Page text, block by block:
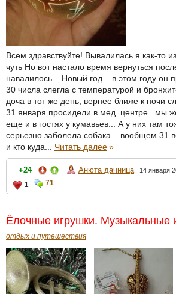
Всем здравствуйте! Вывалилась я как-то
чуть Но вот настало время вернуться
навалилось... Новый год... в этом году он
30 числа слегла с температурой и
доча в тот же день, вернее ближе к ночи
31 января просидели в мед. центре.. мы
еще и в гостях у кумавьев... А у них там
серьезно заболела собака... вообщем 31
и кто куда... Читать далее»
+24 Анюта дачница 14 января
1
71
Ёлочные игрушки. Музыкальные
отдых и путешествия